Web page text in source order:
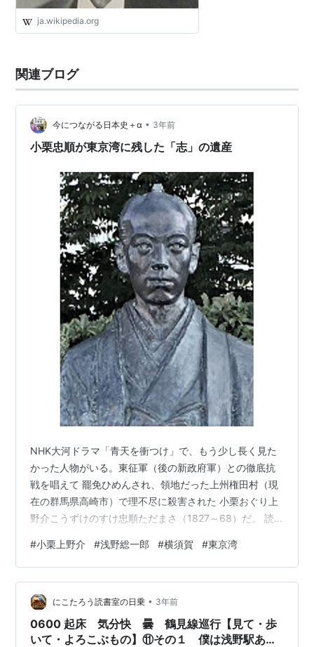
ja.wikipedia.org
関連ブログ
今につながる日本史＋α • 3年前
小栗忠順が東京湾に残した「志」の遺産
NHK大河ドラマ「青天を衝つけ」で、もう少し長く見た
かった人物がいる。東征軍（後の新政府軍）との徹底抗
戦を唱えて 罷免ひめんされ、領地だった上州権田村（現
在の群馬県高崎市）で理不尽に殺害された 小栗おぐり上
野介こうずけのすけ忠順ただまさ（1827～68）だ。 読
読者登録すると全文お読みになれます ドラマで武田真治
さんが演じた小栗は、外交、通商、行財政改革から金融
政策、産業振興など非常に多岐にわたって改革や近代化
を成し遂げた。小栗の超人的な仕事ぶりについては別稿
でもまとめている。 東京湾整備に大きな足跡 土蔵付きの
売り家を残す すでに倒幕を覚悟…
#小栗上野介 #浅野総一郎 #横須賀 #東京湾
にこたろう読書室の日乗 • 3年前
0600 起床 気分快 曇 鶴見線巡行【見て・歩
いて・よろこぶもの】⑪その１ 僕は浅野駅あた